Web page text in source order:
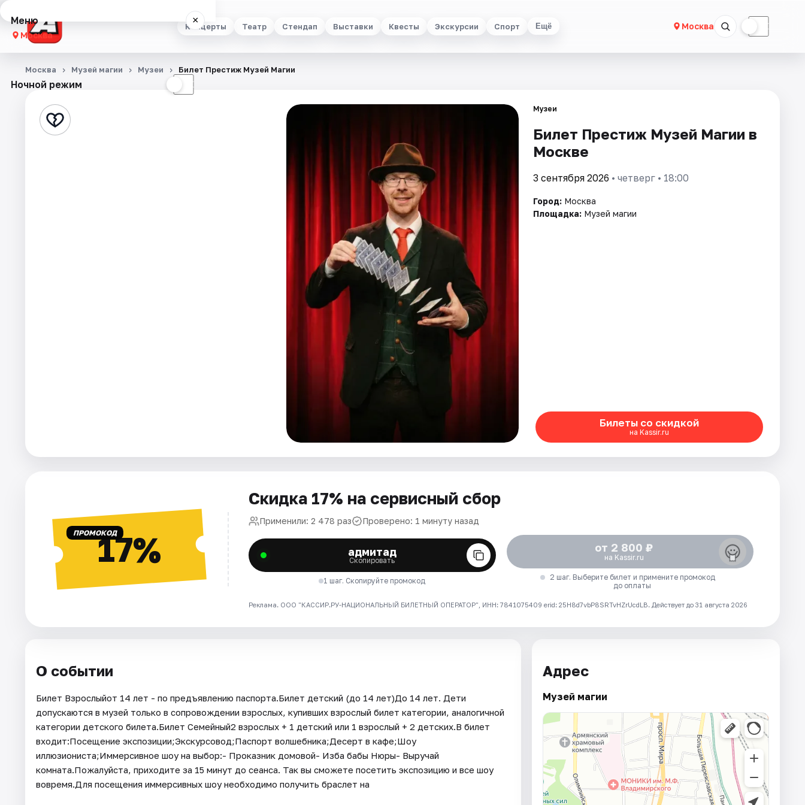
Концерты Театр Стендап Выставки Квесты Экскурсии Спорт Ещё Москва ☾
Меню ×
Москва
Концерты
Стендап
Ночной режим ☾
Москва Музей магии Музеи Билет Престиж Музей Магии
Музеи
Билет Престиж Музей Магии в
Москве
3 сентября 2026 • четверг • 18:00
Город: Москва
Площадка: Музей магии
Билеты со скидкой
на Kassir.ru
ПРОМОКОД17%
Скидка 17% на сервисный сбор
Применили: 2 478 раз Проверено: 1 минуту назад
адмитад
Скопировать
1 шаг. Скопируйте промокод
от 2 800 ₽
на Kassir.ru
2 шаг. Выберите билет и примените промокод
до оплаты
Реклама. ООО "КАССИР.РУ-НАЦИОНАЛЬНЫЙ БИЛЕТНЫЙ ОПЕРАТОР", ИНН: 7841075409 erid: 25H8d7vbP8SRTvHZrUcdLB. Действует до 31 августа 2026
О событии
Билет Взрослыйот 14 лет - по предъявлению паспорта.Билет детский (до 14 лет)До 14 лет. Дети
допускаются в музей только в сопровождении взрослых, купивших взрослый билет категории, аналогичной
категории детского билета.Билет Семейный2 взрослых + 1 детский или 1 взрослый + 2 детских.В билет
входит:Посещение экспозиции;Экскурсовод;Паспорт волшебника;Десерт в кафе;Шоу
иллюзиониста;Иммерсивное шоу на выбор:- Проказник домовой- Изба бабы Нюры- Выручай
комната.Пожалуйста, приходите за 15 минут до сеанса. Так вы сможете посетить экспозицию и все шоу
вовремя.Для посещения иммерсивных шоу необходимо получить браслет на
Адрес
Музей магии